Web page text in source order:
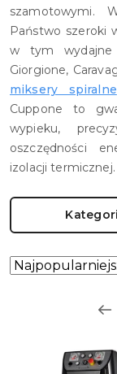
szamotowymi.
Państwo szeroki
w tym wydajne
Giorgione,
miksery spiralne
Cuppone to
wypieku,
oszczędności
izolacji termicznej.
Zastosowano
Sortuj